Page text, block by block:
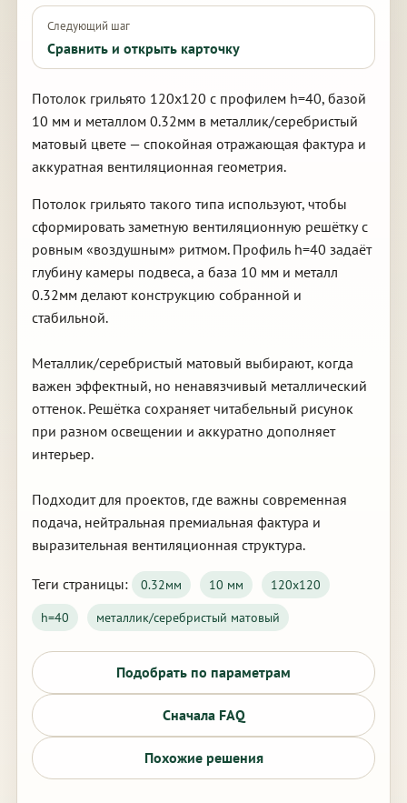
Следующий шаг
Сравнить и открыть карточку
Потолок грильято 120х120 с профилем h=40, базой
10 мм и металлом 0.32мм в металлик/серебристый
матовый цвете — спокойная отражающая фактура и
аккуратная вентиляционная геометрия.
Потолок грильято такого типа используют, чтобы
сформировать заметную вентиляционную решётку с
ровным «воздушным» ритмом. Профиль h=40 задаёт
глубину камеры подвеса, а база 10 мм и металл
0.32мм делают конструкцию собранной и
стабильной.
Металлик/серебристый матовый выбирают, когда
важен эффектный, но ненавязчивый металлический
оттенок. Решётка сохраняет читабельный рисунок
при разном освещении и аккуратно дополняет
интерьер.
Подходит для проектов, где важны современная
подача, нейтральная премиальная фактура и
выразительная вентиляционная структура.
Теги страницы: 0.32мм 10 мм
120х120
h=40
металлик/серебристый матовый
Подобрать по параметрам
Сначала FAQ
Похожие решения